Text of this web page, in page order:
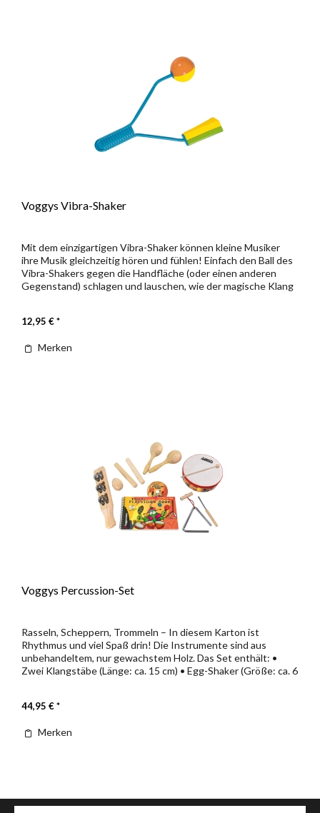
Voggys Vibra-Shaker
Mit dem einzigartigen Vibra-Shaker können kleine Musiker
ihre Musik gleichzeitig hören und fühlen! Einfach den Ball des
Vibra-Shakers gegen die Handfläche (oder einen anderen
Gegenstand) schlagen und lauschen, wie der magische Klang
12,95 € *
Merken
Voggys Percussion-Set
Rasseln, Scheppern, Trommeln – In diesem Karton ist
Rhythmus und viel Spaß drin! Die Instrumente sind aus
unbehandeltem, nur gewachstem Holz. Das Set enthält: •
Zwei Klangstäbe (Länge: ca. 15 cm) • Egg-Shaker (Größe: ca. 6
44,95 € *
Merken